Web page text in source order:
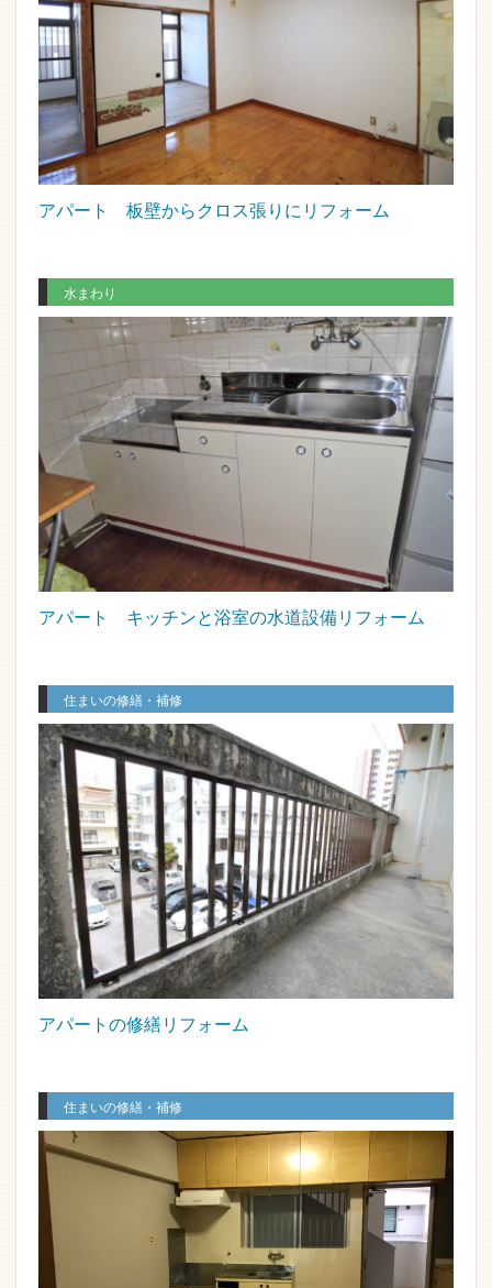
アパート 板壁からクロス張りにリフォーム
水まわり
アパート キッチンと浴室の水道設備リフォーム
住まいの修繕・補修
アパートの修繕リフォーム
住まいの修繕・補修